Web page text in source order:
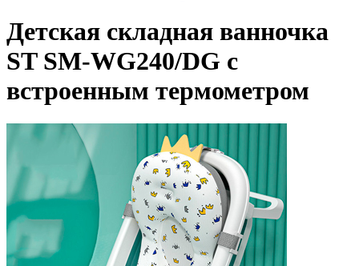
Детская складная ванночка
ST SM-WG240/DG с
встроенным термометром